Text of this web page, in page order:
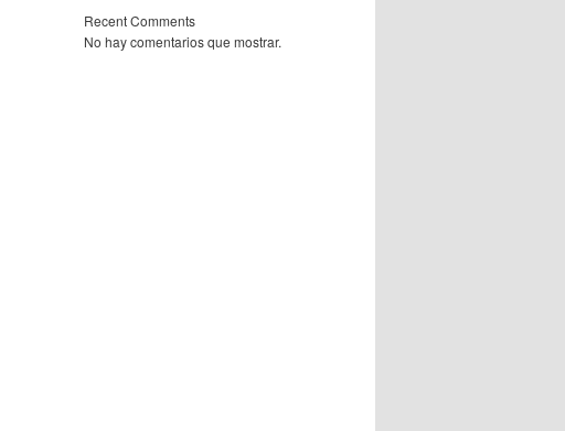
Recent Comments
No hay comentarios que mostrar.